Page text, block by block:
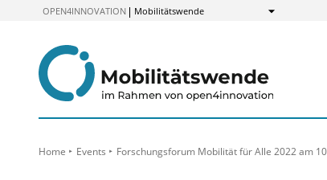
OPEN4INNOVATION Mobilitätswende
Anzeigen
Home Events Forschungsforum Mobilität für Alle 2022 am